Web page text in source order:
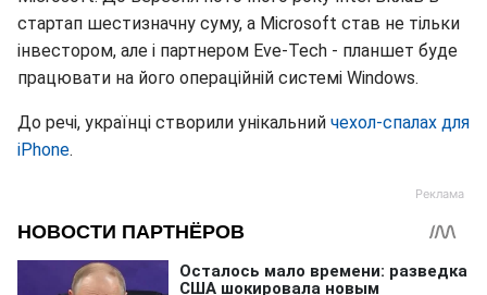
стартап шестизначну суму, а Microsoft став не тільки
інвестором, але і партнером Eve-Tech - планшет буде
працювати на його операційній системі Windows.
До речі, українці створили унікальний чехол-спалах для
iPhone.